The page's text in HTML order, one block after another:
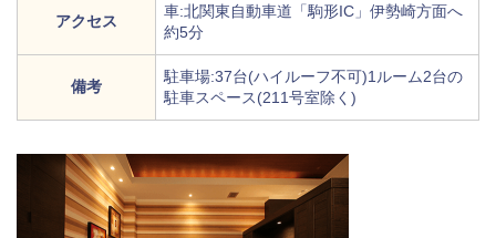
アクセス
車:北関東自動車道「駒形IC」伊勢崎方面へ
約5分
備考
駐車場:37台(ハイルーフ不可)1ルーム2台の
駐車スペース(211号室除く)